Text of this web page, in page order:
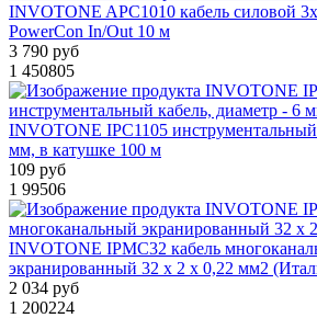
INVOTONE APC1010 кабель силовой
PowerCon In/Out 10 м
3 790 руб
1 450805
INVOTONE IPC1105 инструментальный
мм, в катушке 100 м
109 руб
1 99506
INVOTONE IPMC32 кабель
экранированный 32 х 2 х 0,22 мм2
2 034 руб
1 200224